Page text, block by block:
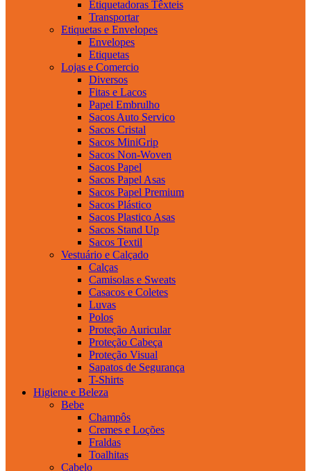
Etiquetadoras Têxteis
Transportar
Etiquetas e Envelopes
Envelopes
Etiquetas
Lojas e Comercio
Diversos
Fitas e Lacos
Papel Embrulho
Sacos Auto Servico
Sacos Cristal
Sacos MiniGrip
Sacos Non-Woven
Sacos Papel
Sacos Papel Asas
Sacos Papel Premium
Sacos Plástico
Sacos Plastico Asas
Sacos Stand Up
Sacos Textil
Vestuário e Calçado
Calças
Camisolas e Sweats
Casacos e Coletes
Luvas
Polos
Proteção Auricular
Proteção Cabeça
Proteção Visual
Sapatos de Segurança
T-Shirts
Higiene e Beleza
Bebe
Champôs
Cremes e Loções
Fraldas
Toalhitas
Cabelo